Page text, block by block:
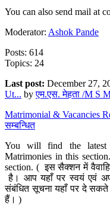
You can also send mail at
Moderator: Ashok Pande
Posts: 614
Topics: 24
Last post: December 27,
Ut... byएम.एस. मेहता /M S
Matrimonial & Vacancies
सम्बन्धित
You will find the latest
Matrimonies in this
section. ( इस सैक्शन में
है। आप यहाँ पर स्वयं एवं
संबंधित सूचना यहाँ पर दे सकते
हैं। )